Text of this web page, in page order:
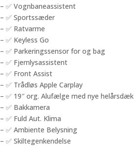
– ✅ Vognbaneassistent
– ✅ Sportssæder
– ✅ Ratvarme
– ✅ Keyless Go
– ✅ Parkeringssensor for og bag
– ✅ Fjernlysassistent
– ✅ Front Assist
– ✅ Trådløs Apple Carplay
– ✅ 19″ org. Alufælge med nye helårsdæk
– ✅ Bakkamera
– ✅ Fuld Aut. Klima
– ✅ Ambiente Belysning
– ✅ Skiltegenkendelse